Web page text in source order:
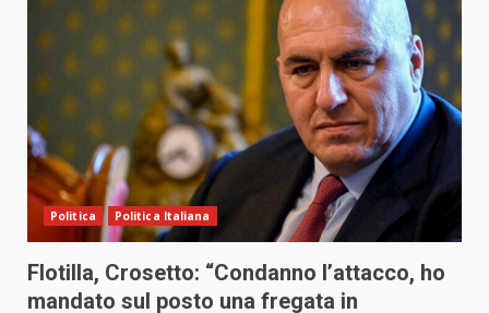
Politica Politica Italiana
Flotilla, Crosetto: “Condanno l’attacco, ho
mandato sul posto una fregata in